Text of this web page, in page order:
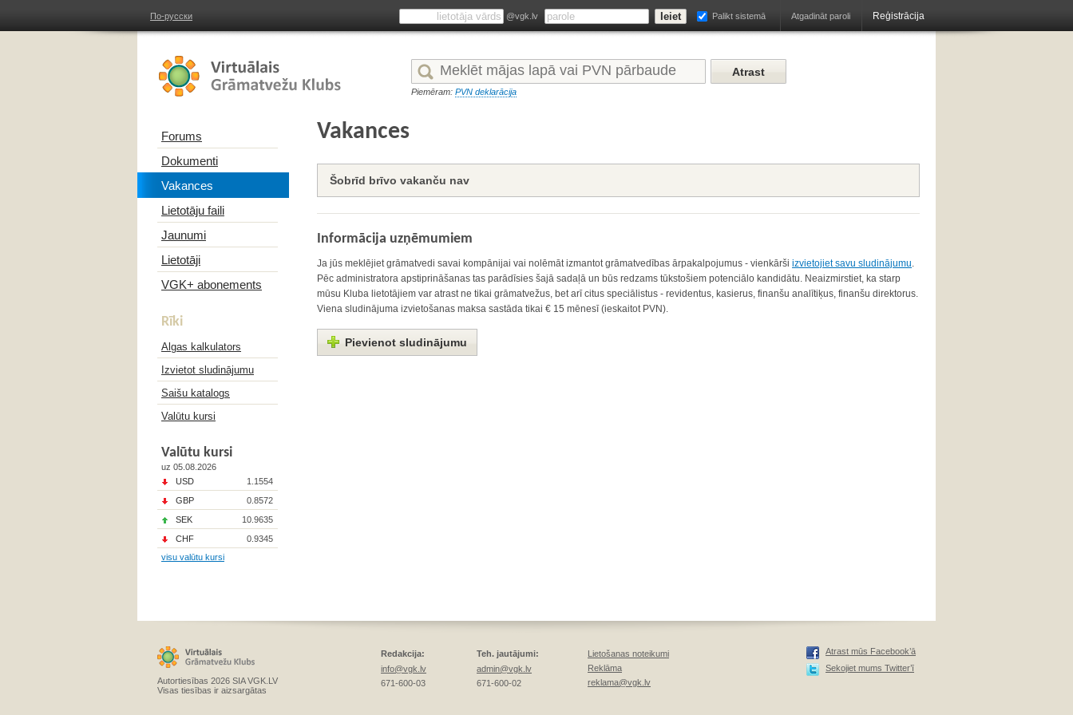
По-русски Atgadināt paroli Reģistrācija
@vgk.lv Palikt sistemā
Piemēram: PVN deklarācija
Forums
Dokumenti
Vakances
Lietotāju faili
Jaunumi
Lietotāji
VGK+ abonements
Rīki
Algas kalkulators
Izvietot sludinājumu
Saišu katalogs
Valūtu kursi
Valūtu kursi
uz 05.08.2026
USD
1.1554
GBP
0.8572
SEK
10.9635
CHF
0.9345
visu valūtu kursi
Vakances
Šobrīd brīvo vakanču nav
Informācija uzņēmumiem
Ja jūs meklējiet grāmatvedi savai kompānijai vai nolēmāt izmantot grāmatvedības ārpakalpojumus - vienkārši izvietojiet savu sludinājumu.
Pēc administratora apstiprināšanas tas parādīsies šajā sadaļā un būs redzams tūkstošiem potenciālo kandidātu. Neaizmirstiet, ka starp
mūsu Kluba lietotājiem var atrast ne tikai grāmatvežus, bet arī citus speciālistus - revidentus, kasierus, finanšu analītiķus, finanšu direktorus.
Viena sludinājuma izvietošanas maksa sastāda tikai € 15 mēnesī (ieskaitot PVN).
Pievienot sludinājumu
Autortiesības 2026 SIA VGK.LV
Visas tiesības ir aizsargātas
Redakcija:
info@vgk.lv
671-600-03
Teh. jautājumi:
admin@vgk.lv
671-600-02
Lietošanas noteikumi
Reklāma
reklama@vgk.lv
Atrast mūs Facebook’ā
Sekojiet mums Twitter’ī